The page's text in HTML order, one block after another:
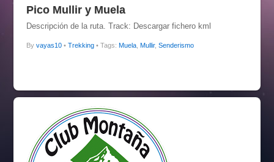
Pico Mullir y Muela
Descripción de la ruta. Track: Descargar fichero kml
By vayas10• Trekking • Tags: Muela, Mullir, Senderismo